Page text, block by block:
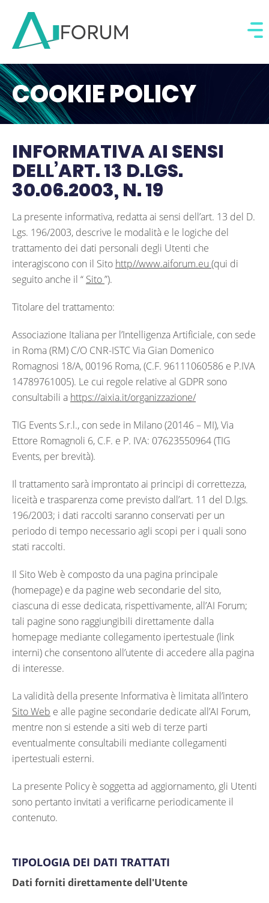
COOKIE POLICY
INFORMATIVA AI SENSI
DELL’ART. 13 D.LGS.
30.06.2003, N. 19
La presente informativa, redatta ai sensi dell’art. 13 del D.
Lgs. 196/2003, descrive le modalità e le logiche del
trattamento dei dati personali degli Utenti che
interagiscono con il Sito http//www.aiforum.eu (qui di
seguito anche il “ Sito”).
Titolare del trattamento:
Associazione Italiana per l’Intelligenza Artificiale, con sede
in Roma (RM) C/O CNR-ISTC Via Gian Domenico
Romagnosi 18/A, 00196 Roma, (C.F. 96111060586 e P.IVA
14789761005). Le cui regole relative al GDPR sono
consultabili a https://aixia.it/organizzazione/
TIG Events S.r.l., con sede in Milano (20146 – MI), Via
Ettore Romagnoli 6, C.F. e P. IVA: 07623550964 (TIG
Events, per brevità).
Il trattamento sarà improntato ai principi di correttezza,
liceità e trasparenza come previsto dall’art. 11 del D.lgs.
196/2003; i dati raccolti saranno conservati per un
periodo di tempo necessario agli scopi per i quali sono
stati raccolti.
Il Sito Web è composto da una pagina principale
(homepage) e da pagine web secondarie del sito,
ciascuna di esse dedicata, rispettivamente, all’AI Forum;
tali pagine sono raggiungibili direttamente dalla
homepage mediante collegamento ipertestuale (link
interni) che consentono all’utente di accedere alla pagina
di interesse.
La validità della presente Informativa è limitata all’intero
Sito Web e alle pagine secondarie dedicate all’AI Forum,
mentre non si estende a siti web di terze parti
eventualmente consultabili mediante collegamenti
ipertestuali esterni.
La presente Policy è soggetta ad aggiornamento, gli Utenti
sono pertanto invitati a verificarne periodicamente il
contenuto.
TIPOLOGIA DEI DATI TRATTATI
Dati forniti direttamente dell'Utente